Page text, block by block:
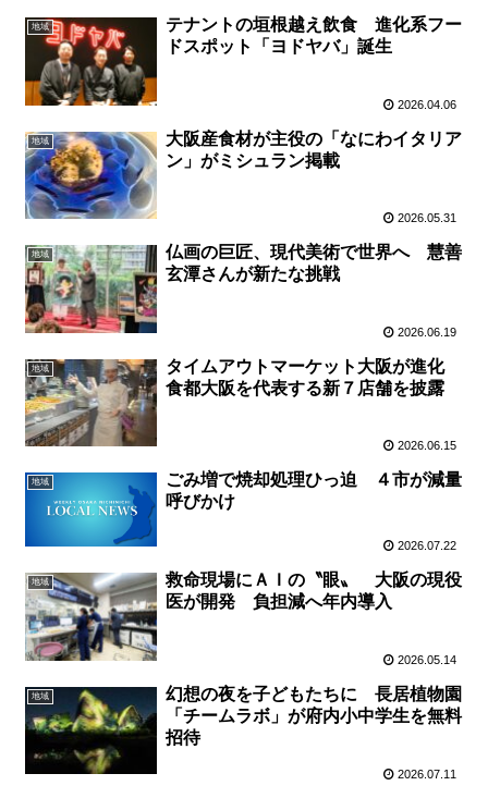
地域
テナントの垣根越え飲食 進化系フー
ドスポット「ヨドヤバ」誕生
2026.04.06
地域
大阪産食材が主役の「なにわイタリア
ン」がミシュラン掲載
2026.05.31
地域
仏画の巨匠、現代美術で世界へ 慧善
玄潭さんが新たな挑戦
2026.06.19
地域
タイムアウトマーケット大阪が進化
食都大阪を代表する新７店舗を披露
2026.06.15
地域
ごみ増で焼却処理ひっ迫 ４市が減量
呼びかけ
2026.07.22
地域
救命現場にＡＩの〝眼〟 大阪の現役
医が開発 負担減へ年内導入
2026.05.14
地域
幻想の夜を子どもたちに 長居植物園
「チームラボ」が府内小中学生を無料
招待
2026.07.11